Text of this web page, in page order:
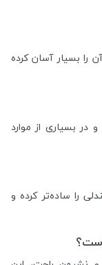
را بسیار آسان کرده
در بسیاری از موارد
را ساده‌تر کرده و